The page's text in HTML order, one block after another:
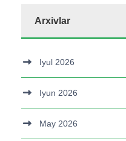
Arxivlar
Iyul 2026
Iyun 2026
May 2026